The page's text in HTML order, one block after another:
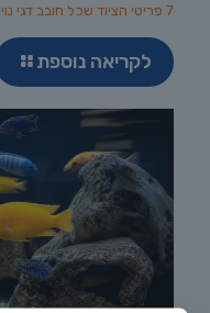
7 פריטי הציוד שכל חובב דגי נוי חייב להחזיק בבית
לקריאה נוספת